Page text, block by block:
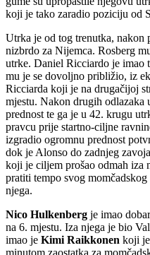
koji je tako zaradio poziciju od
Utrka je od tog trenutka, nakon
nizbrdo za Nijemca. Rosberg
utrke. Daniel Ricciardo je imao
mu je se dovoljno približio, iz
Ricciarda koji je na drugačijoj
mjestu. Nakon drugih odlazaka
prednost te ga je u 42. krugu
pravcu prije startno-ciljne
izgradio ogromnu prednost
dok je Alonso do zadnjeg
koji je ciljem prošao odmah iza
pratiti tempo svog
njega.
Nico Hulkenberg je imao
na 6. mjestu. Iza njega je bio
imao je Kimi Raikkonen koji
minutom zaostatka za